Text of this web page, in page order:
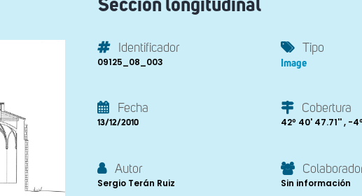
Sección longitudinal
Identificador
09125_08_003
Tipo
Image
Fecha
13/12/2010
Cobertura
42º 40' 47.71'' , -
Autor
Sergio Terán Ruiz Sin información